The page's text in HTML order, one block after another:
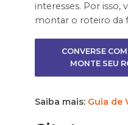
interesses. Por isso,
montar o roteiro da
CONVERSE
MONTE SEU
Saiba mais: Guia de